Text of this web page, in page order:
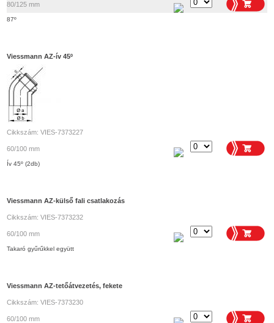
80/125 mm
87º
Viessmann AZ-ív 45º
Cikkszám: VIES-7373227
60/100 mm
Ív 45º (2db)
Viessmann AZ-külső fali csatlakozás
Cikkszám: VIES-7373232
60/100 mm
Takaró gyűrűkkel együtt
Viessmann AZ-tetőátvezetés, fekete
Cikkszám: VIES-7373230
60/100 mm